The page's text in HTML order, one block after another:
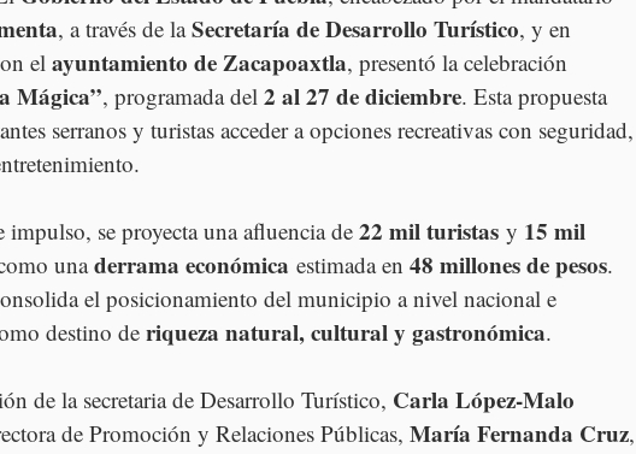
, a través de la Secretaría de Desarrollo Turístico, y en
el ayuntamiento de Zacapoaxtla, presentó la celebración
Mágica”, programada del 2 al 27 de diciembre. Esta propuesta
serranos y turistas acceder a opciones recreativas con seguridad,
impulso, se proyecta una afluencia de 22 mil turistas y 15 mil
una derrama económica estimada en 48 millones de pesos.
el posicionamiento del municipio a nivel nacional e
destino de riqueza natural, cultural y gastronómica.
de la secretaria de Desarrollo Turístico, Carla López-Malo
de Promoción y Relaciones Públicas, María Fernanda Cruz,